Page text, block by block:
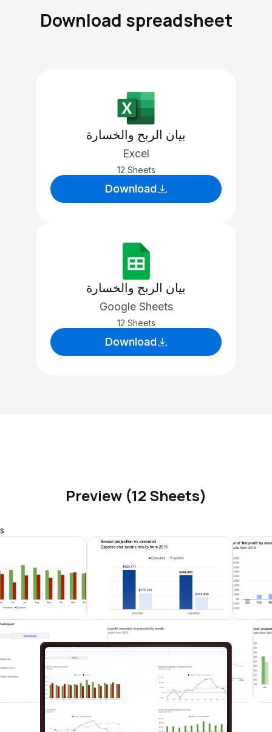
Download spreadsheet
بيان الربح والخسارة
Excel
12 Sheets
Download
بيان الربح والخسارة
Google Sheets
12 Sheets
Download
Preview (12 Sheets)
s